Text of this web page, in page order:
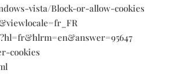
vista/Block-or-allow-cookies
cookies